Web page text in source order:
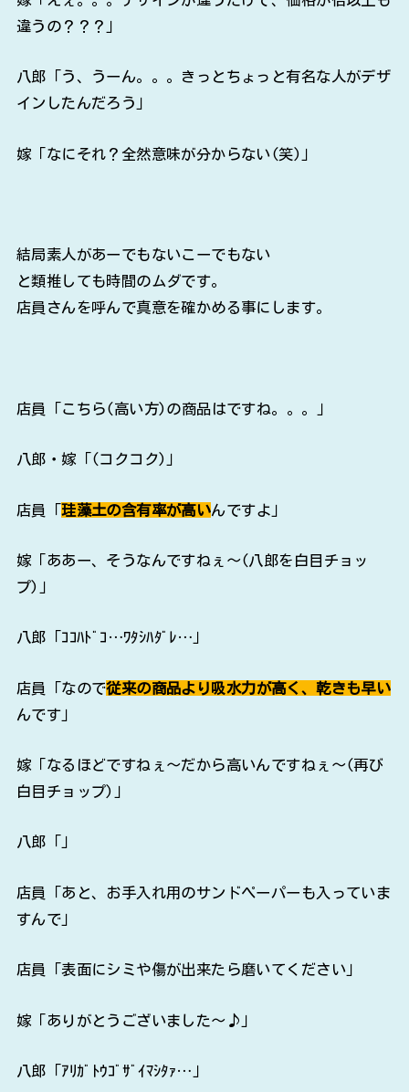
違うの？？？」
八郎「う、うーん。。。きっとちょっと有名な人がデザ
インしたんだろう」
嫁「なにそれ？全然意味が分からない(笑)」
結局素人があーでもないこーでもない
と類推しても時間のムダです。
店員さんを呼んで真意を確かめる事にします。
店員「こちら(高い方)の商品はですね。。。」
八郎・嫁「(コクコク)」
店員「珪藻土の含有率が高いんですよ」
嫁「ああー、そうなんですねぇ～(八郎を白目チョッ
プ)」
八郎「ｺｺﾊﾄﾞｺ…ﾜﾀｼﾊﾀﾞﾚ…」
店員「なので従来の商品より吸水力が高く、乾きも早い
んです」
嫁「なるほどですねぇ～だから高いんですねぇ～(再び
白目チョップ)」
八郎「」
店員「あと、お手入れ用のサンドペーパーも入っていま
すんで」
店員「表面にシミや傷が出来たら磨いてください」
嫁「ありがとうございました～♪」
八郎「ｱﾘｶﾞﾄｳｺﾞｻﾞｲﾏｼﾀｧ…」